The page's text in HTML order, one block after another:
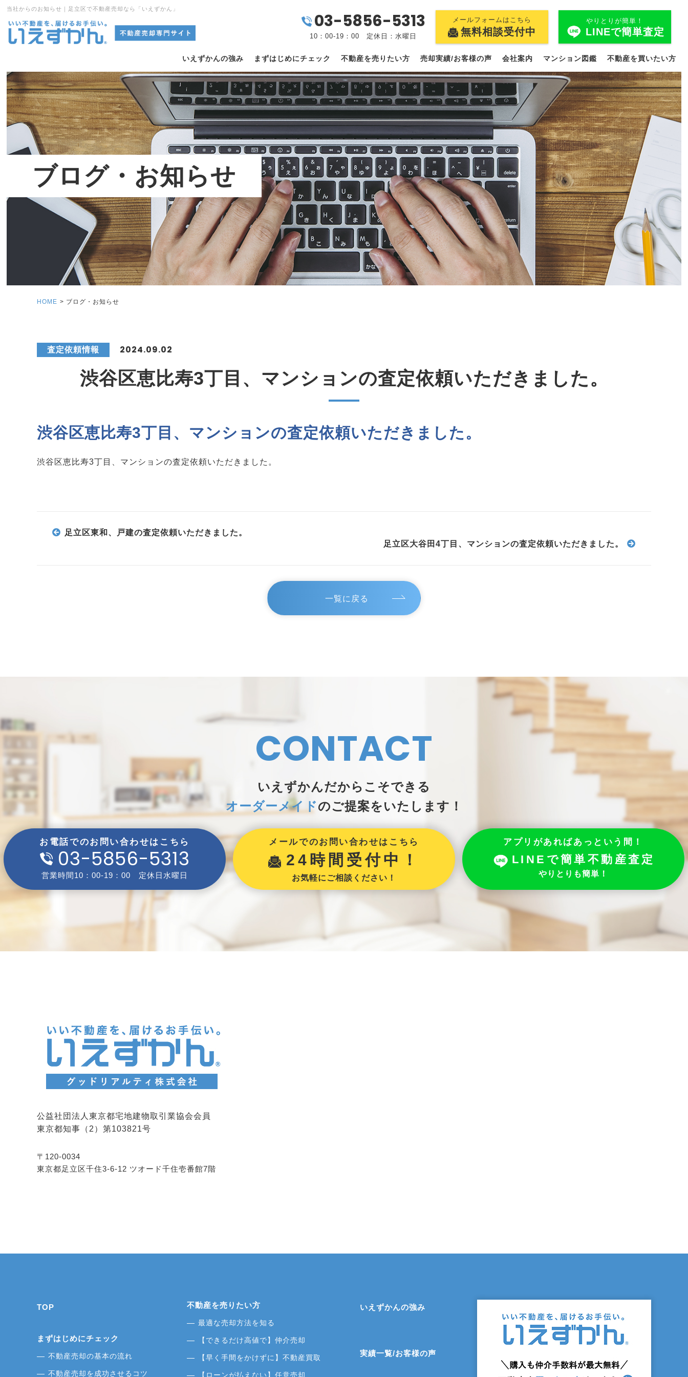
当社からのお知らせ｜足立区で不動産売却なら「いえずかん」
03-5856-5313
10：00-19：00 定休日：水曜日
メールフォームはこちら
無料相談受付中
やりとりが簡単！
LINEで簡単査定
いえずかんの強み まずはじめにチェック 不動産を売りたい方 売却実績/お客様の声 会社案内 マンション図鑑 不動産を買いたい方
ブログ・お知らせ
HOME ブログ・お知らせ
査定依頼情報 2024.09.02
渋谷区恵比寿3丁目、マンションの査定依頼いただきました。
渋谷区恵比寿3丁目、マンションの査定依頼いただきました。
渋谷区恵比寿3丁目、マンションの査定依頼いただきました。
足立区東和、戸建の査定依頼いただきました。
足立区大谷田4丁目、マンションの査定依頼いただきました。
一覧に戻る
CONTACT
いえずかんだからこそできる
オーダーメイドのご提案をいたします！
お電話でのお問い合わせはこちら
03-5856-5313
営業時間10：00-19：00 定休日水曜日
メールでのお問い合わせはこちら
24時間受付中！
お気軽にご相談ください！
アプリがあればあっという間！
LINEで簡単不動産査定
やりとりも簡単！
公益社団法人東京都宅地建物取引業協会会員
東京都知事（2）第103821号
〒120-0034
東京都足立区千住3-6-12 ツオード千住壱番館7階
TOP
まずはじめにチェック
不動産売却の基本の流れ
不動産売却を成功させるコツ
不動産を売りたい方
最適な売却方法を知る
【できるだけ高値で】仲介売却
【早く手間をかけずに】不動産買取
【ローンが払えない】任意売却
いえずかんの強み
実績一覧/お客様の声